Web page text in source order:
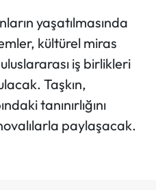
yaşatılmasında
kültürel miras
iş birlikleri
Taşkın,
tanınırlığını
paylaşacak.